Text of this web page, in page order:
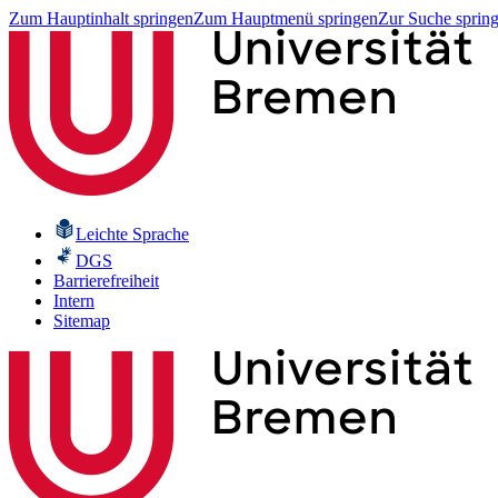
Zum Hauptinhalt springenZum Hauptmenü springenZur Suche
Leichte Sprache
DGS
Barrierefreiheit
Intern
Sitemap